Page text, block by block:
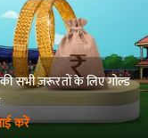
सभी ज़रूरतों के लिए गोल्ड
करें